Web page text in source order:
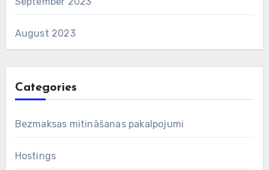
August 2023
Categories
Bezmaksas mitināšanas pakalpojumi
Hostings